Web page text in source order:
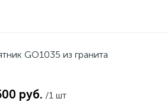
GO1035 из гранита
руб. /1 шт